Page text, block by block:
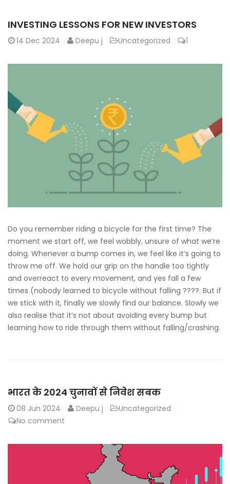
INVESTING LESSONS FOR NEW INVESTORS
14 Dec 2024 Deepu j Uncategorized 1
Do you remember riding a bicycle for the first time? The
moment we start off, we feel wobbly, unsure of what we’re
doing. Whenever a bump comes in, we feel like it’s going to
throw me off. We hold our grip on the handle too tightly
and overreact to every movement, and yes fall a few
times (nobody learned to bicycle without falling ????. But if
we stick with it, finally we slowly find our balance. Slowly we
also realise that it’s not about avoiding every bump but
learning how to ride through them without falling/crashing.
भारत के 2024 चुनावों से निवेश सबक
08 Jun 2024 Deepu j
Uncategorized
No comment